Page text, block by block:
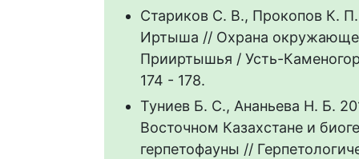
Стариков С. В., Прокопов К. П.
Иртыша // Охрана
Прииртышья / Усть-
174 - 178.
Туниев Б. С., Ананьева Н. Б.
Восточном Казахстане и
герпетофауны //